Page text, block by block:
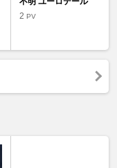
2 PV